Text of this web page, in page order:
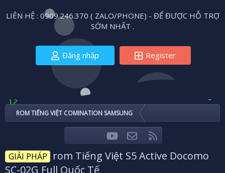
LIÊN HỆ : 0909.246.370 ( ZALO/PHONE) - ĐỂ ĐƯỢC HỖ TRỢ
SỚM NHẤT .
Đăng nhập Register
ROM TIẾNG VIỆT COMINATION SAMSUNG
FacebookTwitteryoutubeLiên hệ
GIẢI PHÁP
rom Tiếng Việt S5 Active Docomo
SC-02G Full Quốc Tế